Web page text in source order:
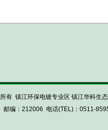
有 镇江环保电镀专业区 镇江华科生
邮编：212006 电话(TEL)：0511-